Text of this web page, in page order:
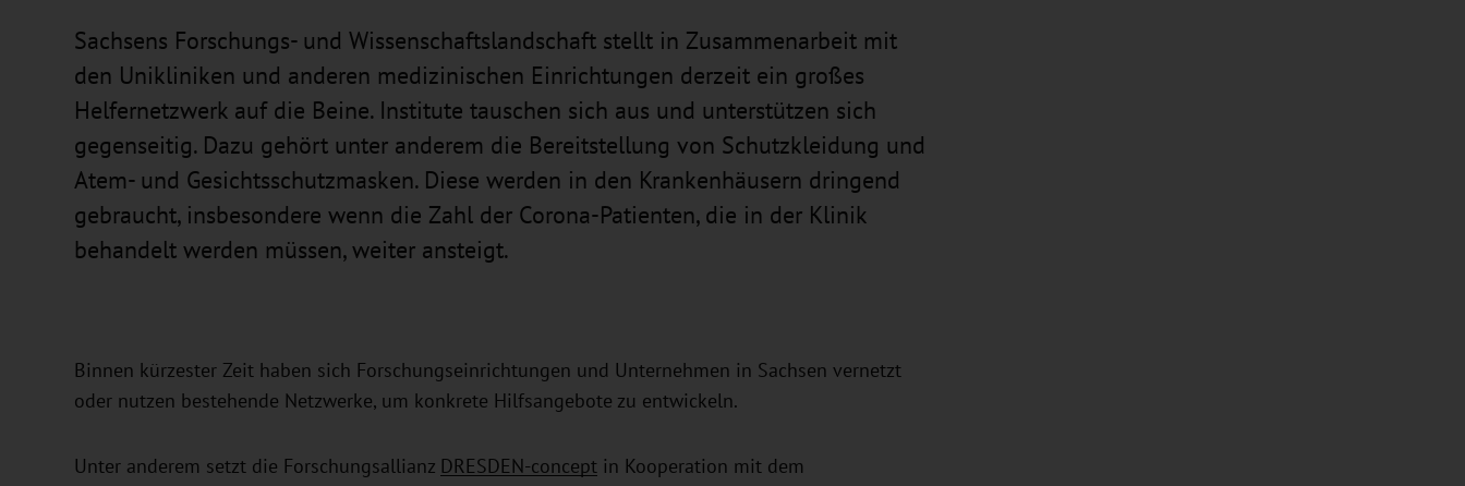
Sachsens Forschungs- und Wissenschaftslandschaft stellt in Zusammenarbeit mit
den Unikliniken und anderen medizinischen Einrichtungen derzeit ein großes
Helfernetzwerk auf die Beine. Institute tauschen sich aus und unterstützen sich
gegenseitig. Dazu gehört unter anderem die Bereitstellung von Schutzkleidung und
Atem- und Gesichtsschutzmasken. Diese werden in den Krankenhäusern dringend
gebraucht, insbesondere wenn die Zahl der Corona-Patienten, die in der Klinik
behandelt werden müssen, weiter ansteigt.
Binnen kürzester Zeit haben sich Forschungseinrichtungen und Unternehmen in Sachsen vernetzt
oder nutzen bestehende Netzwerke, um konkrete Hilfsangebote zu entwickeln.
Unter anderem setzt die Forschungsallianz DRESDEN-concept in Kooperation mit dem